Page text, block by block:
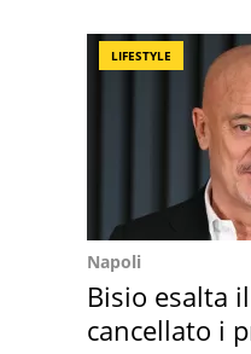
LIFESTYLE
Napoli
Bisio esalta
cancellato i